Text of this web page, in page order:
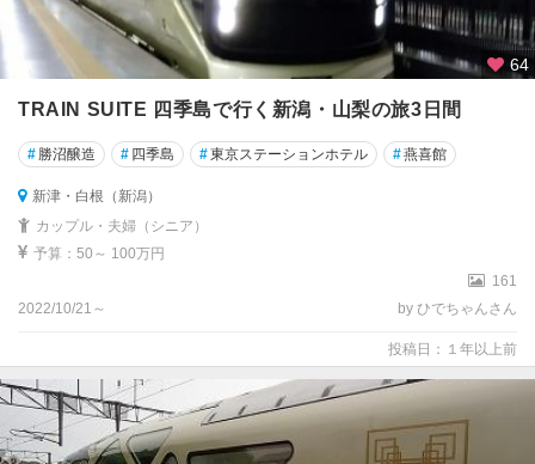
64
TRAIN SUITE 四季島で行く新潟・山梨の旅3日間
# 勝沼醸造 # 四季島 #東京ステーションホテル #燕喜館
新津・白根（新潟）
カップル・夫婦（シニア）
予算：50～ 100万円
161
2022/10/21～
by ひでちゃんさん
投稿日：１年以上前